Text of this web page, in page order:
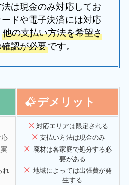
は現金のみ対応してお
ドや電子決済には対応
他の支払い方法を希望さ
認が必要です。
デメリット
れ
対応エリアは限定される
支払い方法は現金のみ
廃材は各家庭で処分する必
要がある
地域によっては出張費が発
生する